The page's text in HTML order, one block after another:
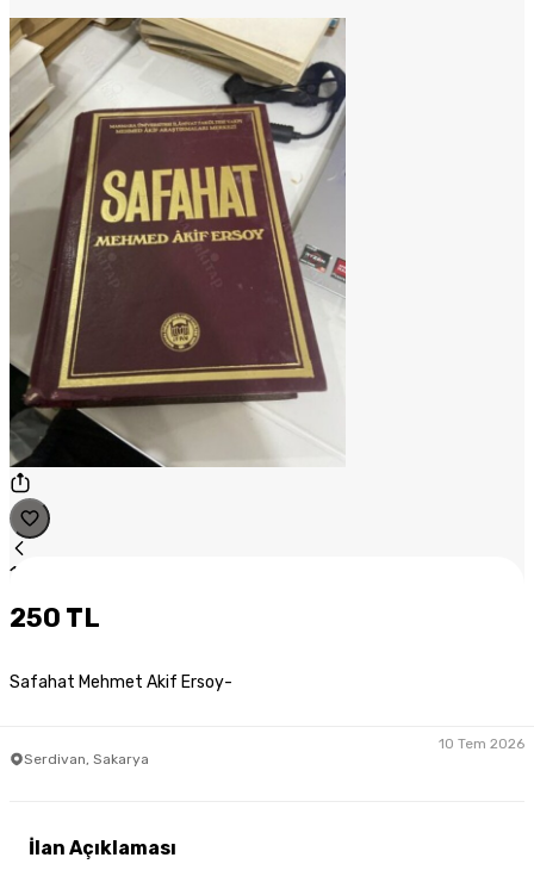
1
250 TL
Safahat Mehmet Akif Ersoy-
Serdivan, Sakarya
10 Tem 2026
İlan Açıklaması